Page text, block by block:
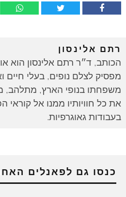
רתם אלינסון
הכותב, ד״ר רתם אלינסון הוא
מפסיק לצלם נופים, בעלי חיים
משפחתו בנופי הארץ,
את כל חוויותיו ממנו אל קוראי
בעבודות גאוגרפיות.
כנסו גם לפאנלים